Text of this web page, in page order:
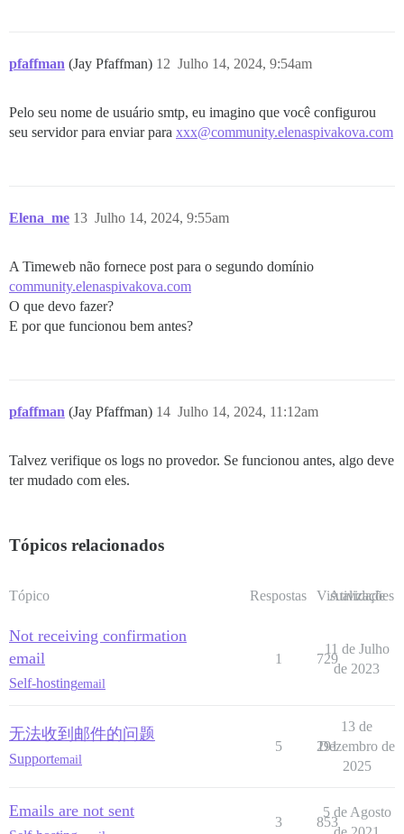
pfaffman (Jay Pfaffman) Julho 14, 2024, 9:54am
12
Pelo seu nome de usuário smtp, eu imagino que você configurou
seu servidor para enviar para xxx@community.elenaspivakova.com
Elena_me Julho 14, 2024, 9:55am
13
A Timeweb não fornece post para o segundo domínio
community.elenaspivakova.com
O que devo fazer?
E por que funcionou bem antes?
pfaffman (Jay Pfaffman) Julho 14, 2024, 11:12am
14
Talvez verifique os logs no provedor. Se funcionou antes, algo deve
ter mudado com eles.
Tópicos relacionados
Tópico Respostas Visualizações
Atividade
Not receiving confirmation
email
Self-hostingemail
1 729
11 de Julho
de 2023
无法收到邮件的问题
Supportemail
5 291
13 de
Dezembro de
2025
Emails are not sent
3 853
5 de Agosto